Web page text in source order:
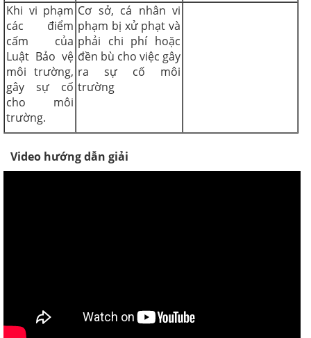
Khi vi phạm
các điểm
cấm của
Luật Bảo vệ
môi trường,
gây sự cố
cho môi
trường.
Cơ sở, cá nhân vi
phạm bị xử phạt và
phải chi phí hoặc
đền bù cho việc gây
ra sự cố môi
trường
Video hướng dẫn giải